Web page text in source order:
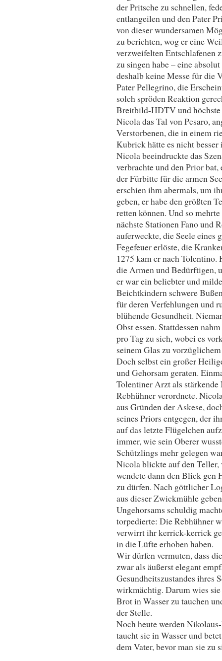
der Pritsche zu schnellen,
entlangeilen und den Pater
von dieser wundersamen
zu berichten, wog er eine
verzweifelten Entschlafenen
zu singen habe – eine
deshalb keine Messe für die
Pater Pellegrino, die
solch spröden Reaktion
Breitbild-HDTV und
Nicola das Tal von Pesaro,
Verstorbenen, die in einem
Kubrick hätte es nicht besser
Nicola beeindruckte das
verbrachte und den Prior
der Fürbitte für die armen
erschien ihm abermals, um
geben, er habe den größten
retten können. Und so
nächste Stationen Fano und
auferweckte, die Seele eines
Fegefeuer erlöste, die
1275 kam er nach
die Armen und Bedürftigen,
er war ein beliebter und
Beichtkindern schwere
für deren Verfehlungen und
blühende Gesundheit.
Obst essen. Stattdessen
pro Tag zu sich, wobei es
seinem Glas zu
Doch selbst ein großer
und Gehorsam geraten.
Tolentiner Arzt als
Rebhühner verordnete.
aus Gründen der Askese,
seines Priors entgegen, der
auf das letzte Flügelchen
immer, wie sein Oberer
Schützlings mehr gelegen
Nicola blickte auf den Teller,
wendete dann den Blick gen
zu dürfen. Nach göttlicher
aus dieser Zwickmühle
Ungehorsams schuldig
torpedierte: Die Rebhühner
verwirrt ihr kerrick-kerrick
in die Lüfte erhoben haben.
Wir dürfen vermuten, dass
zwar als äußerst elegant
Gesundheitszustandes ihres
wirkmächtig. Darum wies
Brot in Wasser zu tauchen
der Stelle.
Noch heute werden
taucht sie in Wasser und
dem Vater, bevor man sie zu